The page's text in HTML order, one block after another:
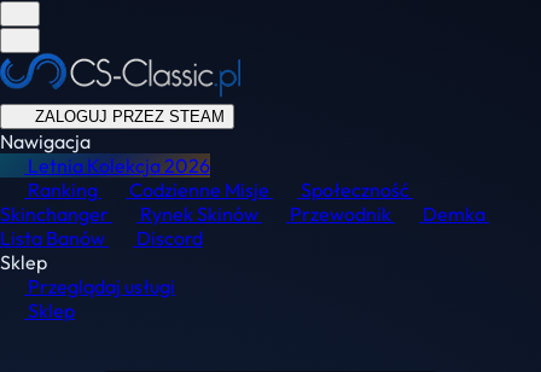
ZALOGUJ PRZEZ STEAM
Nawigacja
Letnia Kolekcja2026
Ranking
Codzienne Misje
Społeczność
Skinchanger
Rynek Skinów Przewodnik
Demka
Lista Banów
Discord
Sklep
Przeglądaj usługi
Sklep